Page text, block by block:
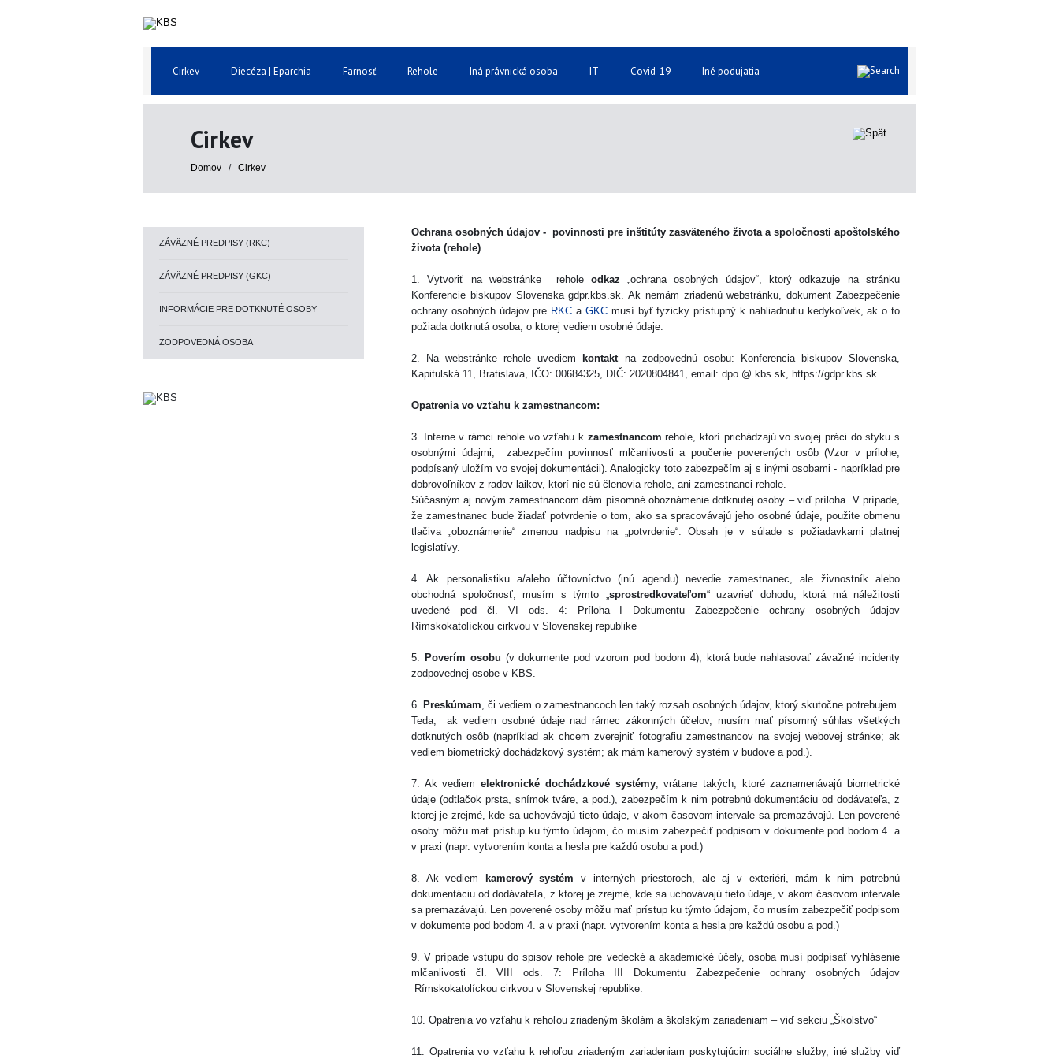
Cirkev Diecéza | Eparchia Farnosť Rehole Iná právnická osoba IT Covid-19 Iné podujatia
Cirkev
Domov / Cirkev
ZÁVÄZNÉ PREDPISY (RKC)
ZÁVÄZNÉ PREDPISY (GKC)
INFORMÁCIE PRE DOTKNUTÉ OSOBY
ZODPOVEDNÁ OSOBA
Ochrana osobných údajov - povinnosti pre inštitúty zasväteného života a spoločnosti apoštolského
života (rehole)
1. Vytvoriť na webstránke rehole odkaz „ochrana osobných údajov“, ktorý odkazuje na stránku
Konferencie biskupov Slovenska gdpr.kbs.sk. Ak nemám zriadenú webstránku, dokument Zabezpečenie
ochrany osobných údajov pre RKC a GKCmusí byť fyzicky prístupný k nahliadnutiu kedykoľvek, ak o to
požiada dotknutá osoba, o ktorej vediem osobné údaje.
2. Na webstránke rehole uvediem kontaktna zodpovednú osobu: Konferencia biskupov Slovenska,
Kapitulská 11, Bratislava, IČO: 00684325, DIČ: 2020804841, email: dpo @ kbs.sk, https://gdpr.kbs.sk
Opatrenia vo vzťahu k zamestnancom:
3. Interne v rámci rehole vo vzťahu k zamestnancom rehole, ktorí prichádzajú vo svojej práci do styku s
osobnými údajmi, zabezpečím povinnosť mlčanlivosti a poučenie poverených osôb (Vzor v prílohe;
podpísaný uložím vo svojej dokumentácii). Analogicky toto zabezpečím aj s inými osobami - napríklad pre
dobrovoľníkov z radov laikov, ktorí nie sú členovia rehole, ani zamestnanci rehole.
Súčasným aj novým zamestnancom dám písomné oboznámenie dotknutej osoby – viď príloha. V prípade,
že zamestnanec bude žiadať potvrdenie o tom, ako sa spracovávajú jeho osobné údaje, použite obmenu
tlačiva „oboznámenie“ zmenou nadpisu na „potvrdenie“. Obsah je v súlade s požiadavkami platnej
legislatívy.
4. Ak personalistiku a/alebo účtovníctvo (inú agendu) nevedie zamestnanec, ale živnostník alebo
obchodná spoločnosť, musím s týmto „sprostredkovateľom“ uzavrieť dohodu, ktorá má náležitosti
uvedené pod čl. VI ods. 4: Príloha I Dokumentu Zabezpečenie ochrany osobných údajov
Rímskokatolíckou cirkvou v Slovenskej republike
5. Poverím osobu (v dokumente pod vzorom pod bodom 4), ktorá bude nahlasovať závažné incidenty
zodpovednej osobe v KBS.
6. Preskúmam, či vediem o zamestnancoch len taký rozsah osobných údajov, ktorý skutočne potrebujem.
Teda, ak vediem osobné údaje nad rámec zákonných účelov, musím mať písomný súhlas všetkých
dotknutých osôb (napríklad ak chcem zverejniť fotografiu zamestnancov na svojej webovej stránke; ak
vediem biometrický dochádzkový systém; ak mám kamerový systém v budove a pod.).
7. Ak vediemelektronické dochádzkové systémy, vrátane takých, ktoré zaznamenávajú biometrické
údaje (odtlačok prsta, snímok tváre, a pod.), zabezpečím k nim potrebnú dokumentáciu od dodávateľa, z
ktorej je zrejmé, kde sa uchovávajú tieto údaje, v akom časovom intervale sa premazávajú. Len poverené
osoby môžu mať prístup ku týmto údajom, čo musím zabezpečiť podpisom v dokumente pod bodom 4. a
v praxi (napr. vytvorením konta a hesla pre každú osobu a pod.)
8. Ak vediem kamerový systém v interných priestoroch, ale aj v exteriéri, mám k nim potrebnú
dokumentáciu od dodávateľa, z ktorej je zrejmé, kde sa uchovávajú tieto údaje, v akom časovom intervale
sa premazávajú. Len poverené osoby môžu mať prístup ku týmto údajom, čo musím zabezpečiť podpisom
v dokumente pod bodom 4. a v praxi (napr. vytvorením konta a hesla pre každú osobu a pod.)
9. V prípade vstupu do spisov rehole pre vedecké a akademické účely, osoba musí podpísať vyhlásenie
mlčanlivosti čl. VIII ods. 7: Príloha III Dokumentu Zabezpečenie ochrany osobných údajov
Rímskokatolíckou cirkvou v Slovenskej republike.
10. Opatrenia vo vzťahu k rehoľou zriadeným školám a školským zariadeniam – viď sekciu „Školstvo“
11. Opatrenia vo vzťahu k rehoľou zriadeným zariadeniam poskytujúcim sociálne služby, iné služby viď